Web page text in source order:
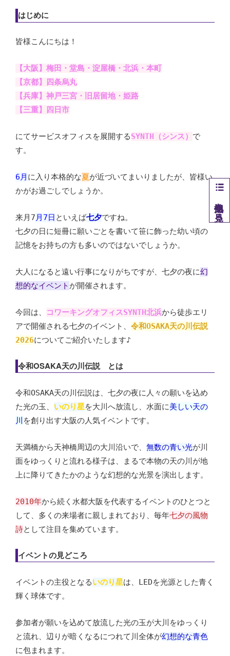
はじめに
皆様こんにちは！
【大阪】梅田・堂島・淀屋橋・北浜・本町
【京都】四条烏丸
【兵庫】神戸三宮・旧居留地・姫路
【三重】四日市
にてサービスオフィスを展開するSYNTH（シンス） で
す。
6月 に入り本格的な夏が近づいてまいりましたが、皆様い
かがお過ごしでしょうか。
来月7月7日 といえば七夕ですね。
七夕の日に短冊に願いごとを書いて笹に飾った幼い頃の
記憶をお持ちの方も多いのではないでしょうか。
大人になると遠い行事になりがちですが、七夕の夜に幻
想的なイベント が開催されます。
今回は、 コワーキングオフィスSYNTH北浜から徒歩エリ
アで開催される七夕のイベント、 令和OSAKA天の川伝説
2026についてご紹介いたします♪
令和OSAKA天の川伝説 とは
令和OSAKA天の川伝説は、七夕の夜に人々の願いを込め
た光の玉、 いのり星を大川へ放流し、水面に美しい天の
川 を創り出す大阪の人気イベントです。
天満橋から天神橋周辺の大川沿いで、 無数の青い光が川
面をゆっくりと流れる様子は、まるで本物の天の川が地
上に降りてきたかのような幻想的な光景を演出します。
2010年から続く水都大阪を代表するイベントのひとつと
して、多くの来場者に親しまれており、毎年七夕の風物
詩として注目を集めています。
イベントの見どころ
イベントの主役となるいのり星は、LEDを光源とした青く
輝く球体です。
参加者が願いを込めて放流した光の玉が大川をゆっくり
と流れ、辺りが暗くなるにつれて川全体が幻想的な青色
に包まれます。
他拠点を見る